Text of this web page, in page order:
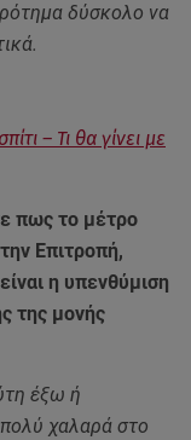
δύσκολο να
– Τι θα γίνει με
πως το μέτρο
Επιτροπή,
η υπενθύμιση
της μονής
έξω ή
χαλαρά στο